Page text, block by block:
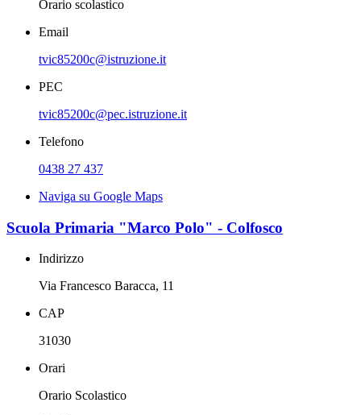
Orario scolastico
Email
tvic85200c@istruzione.it
PEC
tvic85200c@pec.istruzione.it
Telefono
0438 27 437
Naviga su Google Maps
Scuola Primaria "Marco Polo" - Colfosco
Indirizzo
Via Francesco Baracca, 11
CAP
31030
Orari
Orario Scolastico